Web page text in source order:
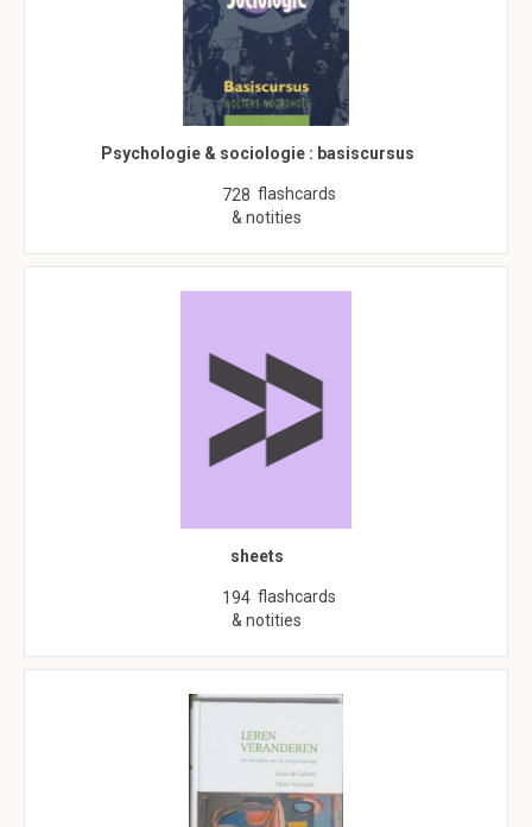
Psychologie & sociologie : basiscursus
728 flashcards
& notities
sheets
194 flashcards
& notities